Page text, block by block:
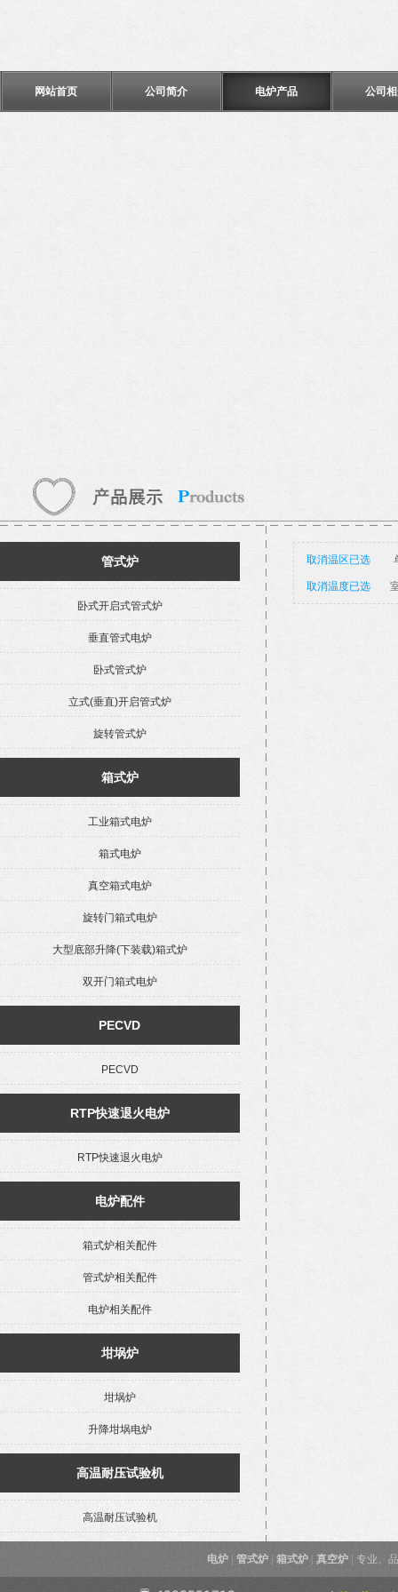
网站首页 公司简介 电炉产品 公司
管式炉
卧式开启式管式炉
垂直管式电炉
卧式管式炉
立式(垂直)开启管式炉
旋转管式炉
箱式炉
工业箱式电炉
箱式电炉
真空箱式电炉
旋转门箱式电炉
大型底部升降(下装载)箱式炉
双开门箱式电炉
PECVD
PECVD
RTP快速退火电炉
RTP快速退火电炉
电炉配件
箱式炉相关配件
管式炉相关配件
电炉相关配件
坩埚炉
坩埚炉
升降坩埚电炉
高温耐压试验机
高温耐压试验机
取消温区已选
取消温度已选
电炉 管式炉 箱式炉 真空炉 专业、